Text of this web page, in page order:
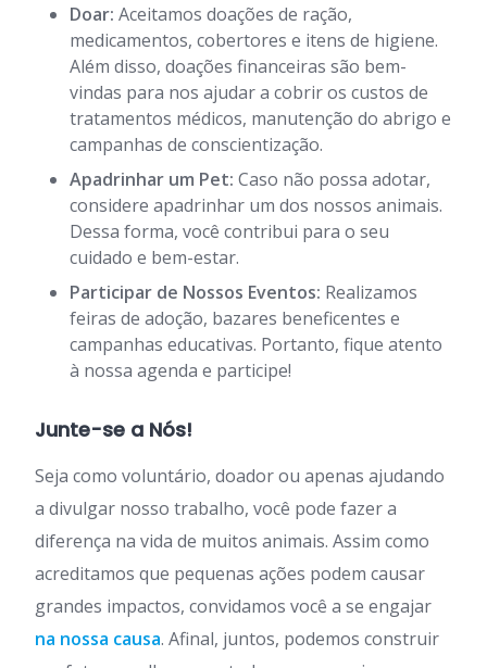
Doar: Aceitamos doações de ração,
medicamentos, cobertores e itens de higiene.
Além disso, doações financeiras são bem-
vindas para nos ajudar a cobrir os custos de
tratamentos médicos, manutenção do abrigo e
campanhas de conscientização.
Apadrinhar um Pet: Caso não possa adotar,
considere apadrinhar um dos nossos animais.
Dessa forma, você contribui para o seu
cuidado e bem-estar.
Participar de Nossos Eventos: Realizamos
feiras de adoção, bazares beneficentes e
campanhas educativas. Portanto, fique atento
à nossa agenda e participe!
Junte-se a Nós!
Seja como voluntário, doador ou apenas ajudando
a divulgar nosso trabalho, você pode fazer a
diferença na vida de muitos animais. Assim como
acreditamos que pequenas ações podem causar
grandes impactos, convidamos você a se engajar
na nossa causa. Afinal, juntos, podemos construir